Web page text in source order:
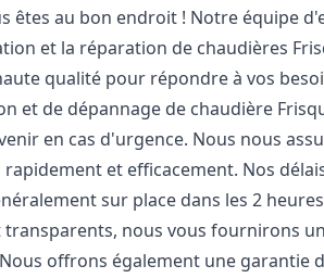
êtes au bon endroit ! Notre équipe
et la réparation de chaudières
qualité pour répondre à vos
et de dépannage de chaudière
en cas d'urgence. Nous nous
et efficacement. Nos
sur place dans les 2
nous vous fournirons
offrons également une garantie